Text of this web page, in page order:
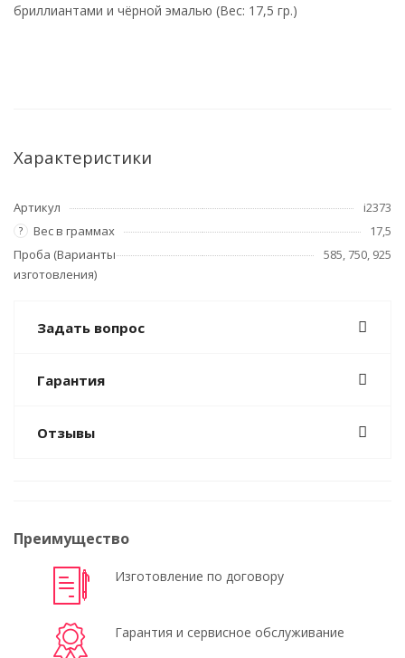
бриллиантами и чёрной эмалью (Вес: 17,5 гр.)
Характеристики
Артикул i2373
? Вес в граммах
17,5
Проба (Варианты
изготовления)
585, 750, 925
Задать вопрос
Гарантия
Отзывы
Преимущество
Изготовление по договору
Гарантия и сервисное обслуживание